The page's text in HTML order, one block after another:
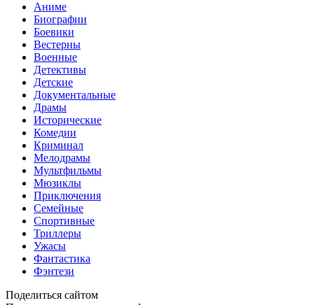
Аниме
Биографии
Боевики
Вестерны
Военные
Детективы
Детские
Документальные
Драмы
Исторические
Комедии
Криминал
Мелодрамы
Мультфильмы
Мюзиклы
Приключения
Семейные
Спортивные
Триллеры
Ужасы
Фантастика
Фэнтези
Поделиться сайтом